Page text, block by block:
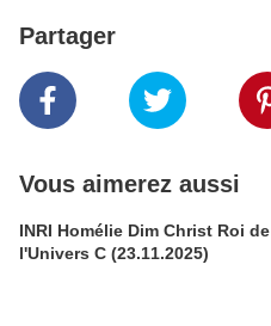
Partager
Vous aimerez aussi
INRI Homélie Dim Christ Roi de
l'Univers C (23.11.2025)